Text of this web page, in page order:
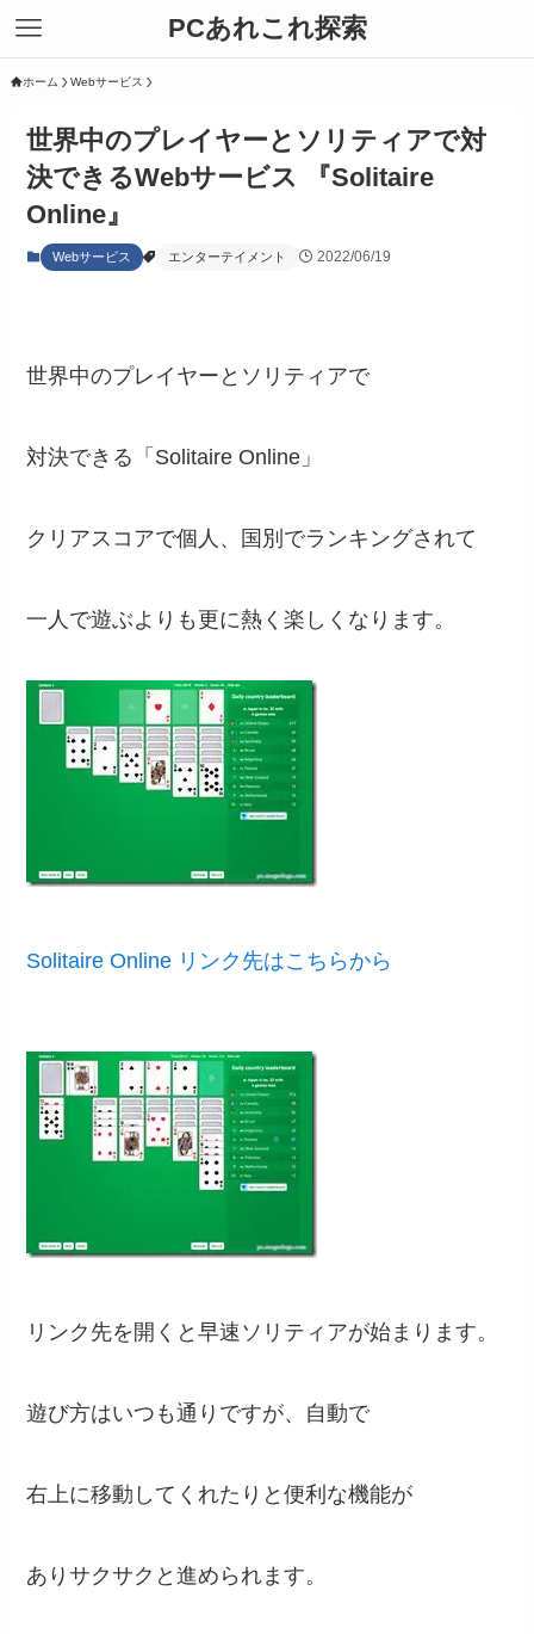
PCあれこれ探索
ホーム Webサービス
世界中のプレイヤーとソリティアで対
決できるWebサービス 『Solitaire
Online』
Webサービス エンターテイメント 2022/06/19
世界中のプレイヤーとソリティアで
対決できる「Solitaire Online」
クリアスコアで個人、国別でランキングされて
一人で遊ぶよりも更に熱く楽しくなります。
Solitaire Online リンク先はこちらから
リンク先を開くと早速ソリティアが始まります。
遊び方はいつも通りですが、自動で
右上に移動してくれたりと便利な機能が
ありサクサクと進められます。